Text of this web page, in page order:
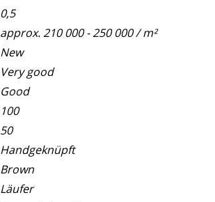
0,5
approx. 210 000 - 250 000 / m²
New
Very good
Good
100
50
Handgeknüpft
Brown
Läufer